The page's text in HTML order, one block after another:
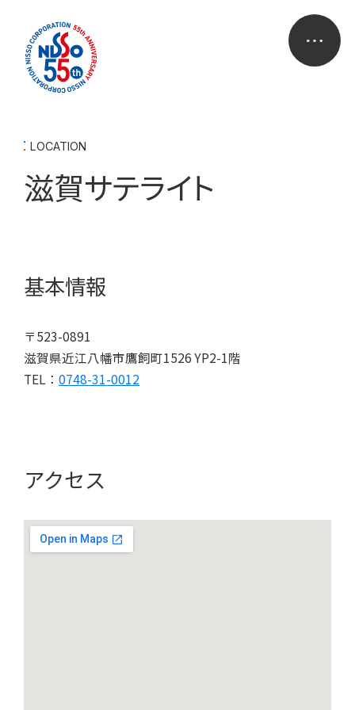
滋賀サテライト
LOCATION
基本情報
〒523-0891
滋賀県近江八幡市鷹飼町1526 YP2-1階
TEL： 0748-31-0012
アクセス